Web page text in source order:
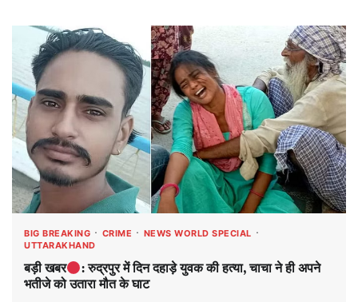
BIG BREAKING CRIME
NEWS WORLD SPECIAL
UTTARAKHAND
बड़ी खबर
: रुद्रपुर में दिन दहाड़े युवक की हत्या, चाचा ने ही अपने
भतीजे को उतारा मौत के घाट